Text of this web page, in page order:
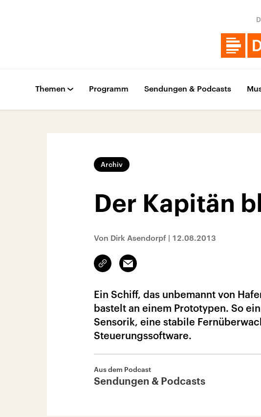
Themen Programm Sendungen & Podcasts
Archiv
Der Kapitän
Von Dirk Asendorpf | 12.08.2013
Link
kopieren/teilen
Email
Ein Schiff, das unbemannt von
bastelt an einem Prototypen. So
Sensorik, eine stabile
Steuerungssoftware.
Aus dem Podcast
Sendungen & Podcasts